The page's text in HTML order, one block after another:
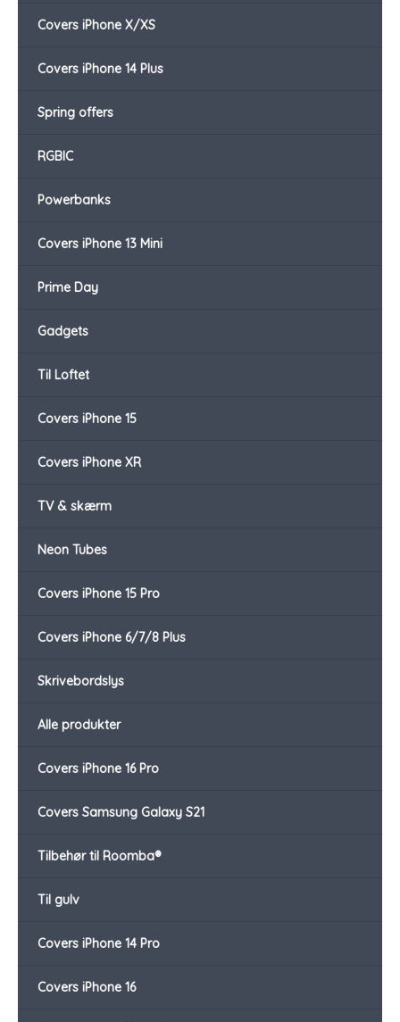
Covers iPhone X/XS
Covers iPhone 14 Plus
Spring offers
RGBIC
Powerbanks
Covers iPhone 13 Mini
Prime Day
Gadgets
Til Loftet
Covers iPhone 15
Covers iPhone XR
TV & skærm
Neon Tubes
Covers iPhone 15 Pro
Covers iPhone 6/7/8 Plus
Skrivebordslys
Alle produkter
Covers iPhone 16 Pro
Covers Samsung Galaxy S21
Tilbehør til Roomba®
Til gulv
Covers iPhone 14 Pro
Covers iPhone 16